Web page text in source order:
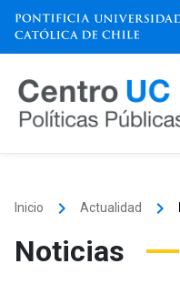
Inicio keyboard_arrow_right Actualidad keyboard_arrow_right
Noticias